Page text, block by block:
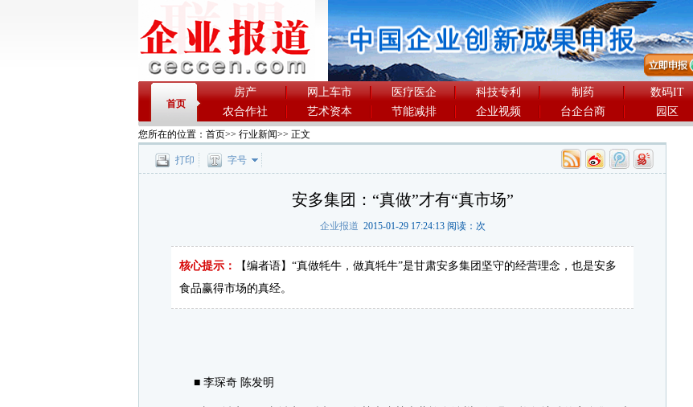
首页
房产 网上车市 医疗医企 科技专利 制药 数码IT
农合作社
艺术资本 节能减排 企业视频 台企台商 园区
您所在的位置： 首页>> 行业新闻>> 正文
打印 字号
安多集团：“真做”才有“真市场”
企业报道 2015-01-29 17:24:13 阅读： 次
核心提示：
【编者语】“真做牦牛，做真牦牛”是甘肃安多集团坚守的经营理念，也是安多
食品赢得市场的真经。
■ 李琛奇 陈发明